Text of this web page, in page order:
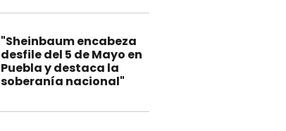
"Sheinbaum encabeza
desfile del 5 de Mayo en
Puebla y destaca la
soberanía nacional"